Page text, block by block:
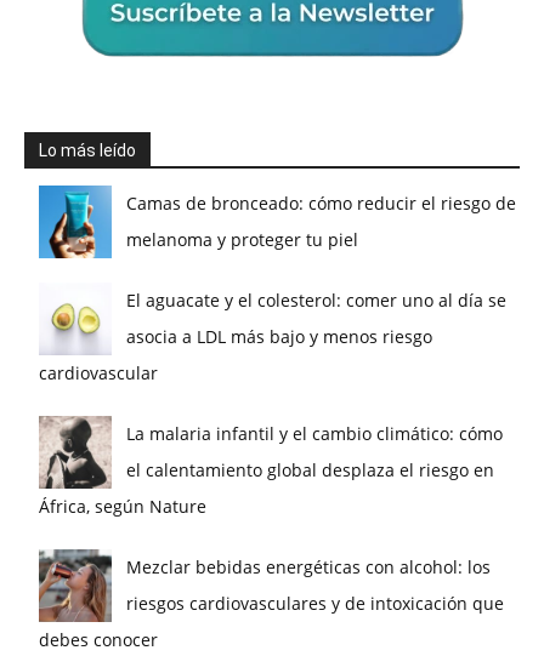
Lo más leído
Camas de bronceado: cómo reducir el riesgo de
melanoma y proteger tu piel
El aguacate y el colesterol: comer uno al día se
asocia a LDL más bajo y menos riesgo
cardiovascular
La malaria infantil y el cambio climático: cómo
el calentamiento global desplaza el riesgo en
África, según Nature
Mezclar bebidas energéticas con alcohol: los
riesgos cardiovasculares y de intoxicación que
debes conocer